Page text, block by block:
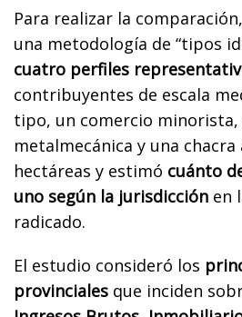
Para realizar la
una metodología de “tipos
cuatro perfiles
contribuyentes de escala
tipo, un comercio
metalmecánica y una chacra
hectáreas y estimó cuánto
uno según la jurisdicción en
radicado.
El estudio consideró los
provinciales que inciden